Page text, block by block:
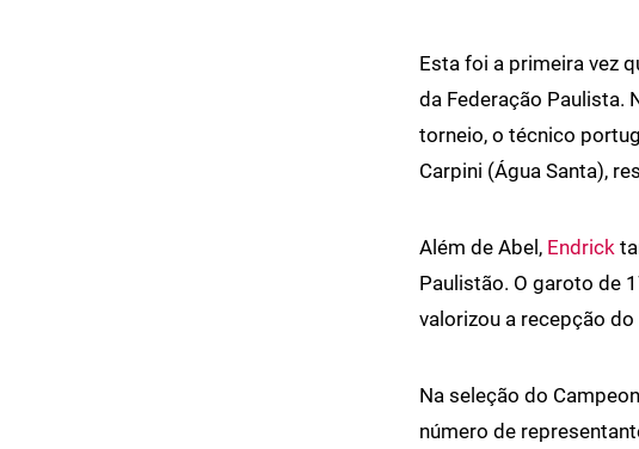
Esta foi a primeira vez
da Federação Paulista.
torneio, o técnico
Carpini (Água Santa),
Além de Abel, Endrick
Paulistão. O garoto de
valorizou a recepção
Na seleção do
número de